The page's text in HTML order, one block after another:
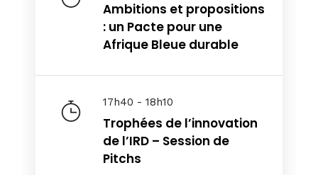
Ambitions et propositions
: un Pacte pour une
Afrique Bleue durable
17h40 - 18h10
Trophées de l’innovation
de l’IRD – Session de
Pitchs